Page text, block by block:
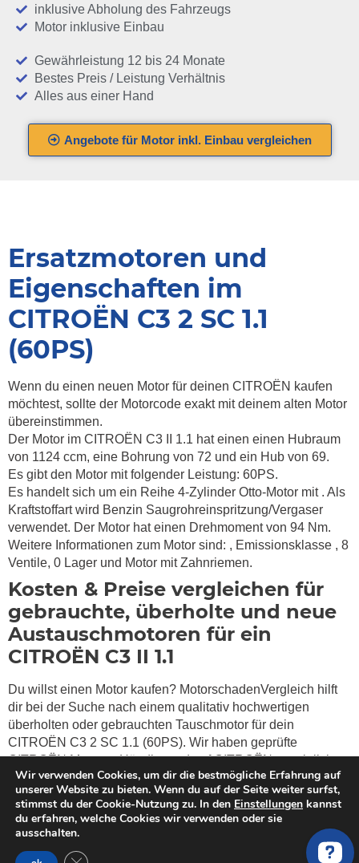
inklusive Abholung des Fahrzeugs
Motor inklusive Einbau
Gewährleistung 12 bis 24 Monate
Bestes Preis / Leistung Verhältnis
Alles aus einer Hand
Angebote für Motor inkl. Einbau vergleichen
Ersatzmotoren und
Eigenschaften im
CITROËN C3 2 SC 1.1
(60PS)
Wenn du einen neuen Motor für deinen CITROËN kaufen
möchtest, sollte der Motorcode exakt mit deinem alten Motor
übereinstimmen.
Der Motor im CITROËN C3 II 1.1 hat einen einen Hubraum
von 1124 ccm, eine Bohrung von 72 und ein Hub von 69.
Es gibt den Motor mit folgender Leistung: 60PS.
Es handelt sich um ein Reihe 4-Zylinder Otto-Motor mit . Als
Kraftstoffart wird Benzin Saugrohreinspritzung/Vergaser
verwendet. Der Motor hat einen Drehmoment von 94 Nm.
Weitere Informationen zum Motor sind: , Emissionsklasse , 8
Ventile, 0 Lager und Motor mit Zahnriemen.
Kosten & Preise vergleichen für
gebrauchte, überholte und neue
Austauschmotoren für ein
CITROËN C3 II 1.1
Du willst einen Motor kaufen? MotorschadenVergleich hilft
dir bei der Suche nach einem qualitativ hochwertigen
überholten oder gebrauchten Tauschmotor für dein
CITROËN C3 2 SC 1.1 (60PS). Wir haben geprüfte
CITROËN Motoren Händler und auf CITROËN spezialisierte
Werkstätte in unserem Netzwerk, die gebrauchte und
generalüberholte Motoren in bester Qualität anbieten.
Stelle einfach eine Anfrage und erhalte bzw. vergleiche die
besten Angebote von verifizierten CITROËN
Motorenlieferanten und Werkstätte. Wir finden die beste
Wir verwenden Cookies, um dir die bestmögliche Erfahrung auf
unserer Website zu bieten. Wenn du auf der Seite weiter surfst,
stimmst du der Cookie-Nutzung zu. In den Einstellungen kannst
du erfahren, welche Cookies wir verwenden oder sie
ausschalten.
GDPR Cookie-Banner schließen